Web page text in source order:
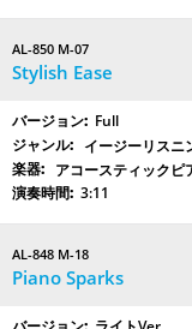
AL-850 M-07
Stylish Ease
Full
イージーリスニ
アコースティック
3:11
AL-848 M-18
Piano Sparks